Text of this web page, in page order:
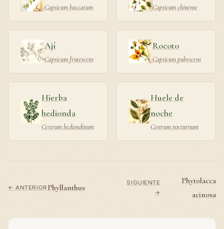
Capsicum baccatum Capsicum chinense
Ají
Capsicum frutescens
Rocoto
Capsicum pubescens
Hierba
hedionda
Cestrum hediondinum
Huele de
noche
Cestrum nocturnum
← ANTERIORPhyllanthus
SIGUIENTE
→
Phytolacca
acinosa